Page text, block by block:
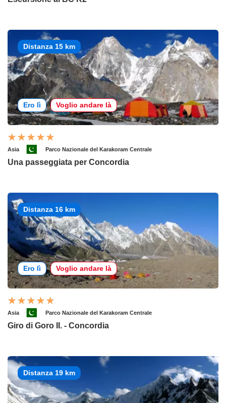
Distanza 15 km
Ero lì Voglio andare là
Asia Parco Nazionale del Karakoram Centrale
Una passeggiata per Concordia
Distanza 16 km
Ero lì Voglio andare là
Asia Parco Nazionale del Karakoram Centrale
Giro di Goro II. - Concordia
Distanza 19 km